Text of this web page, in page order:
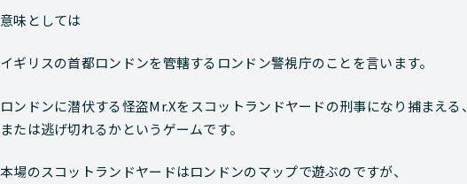
意味としては
イギリスの首都ロンドンを管轄するロンドン警視庁のことを言います。
ロンドンに潜伏する怪盗Mr.Xをスコットランドヤードの刑事になり捕まえる、
または逃げ切れるかというゲームです。
本場のスコットランドヤードはロンドンのマップで遊ぶのですが、